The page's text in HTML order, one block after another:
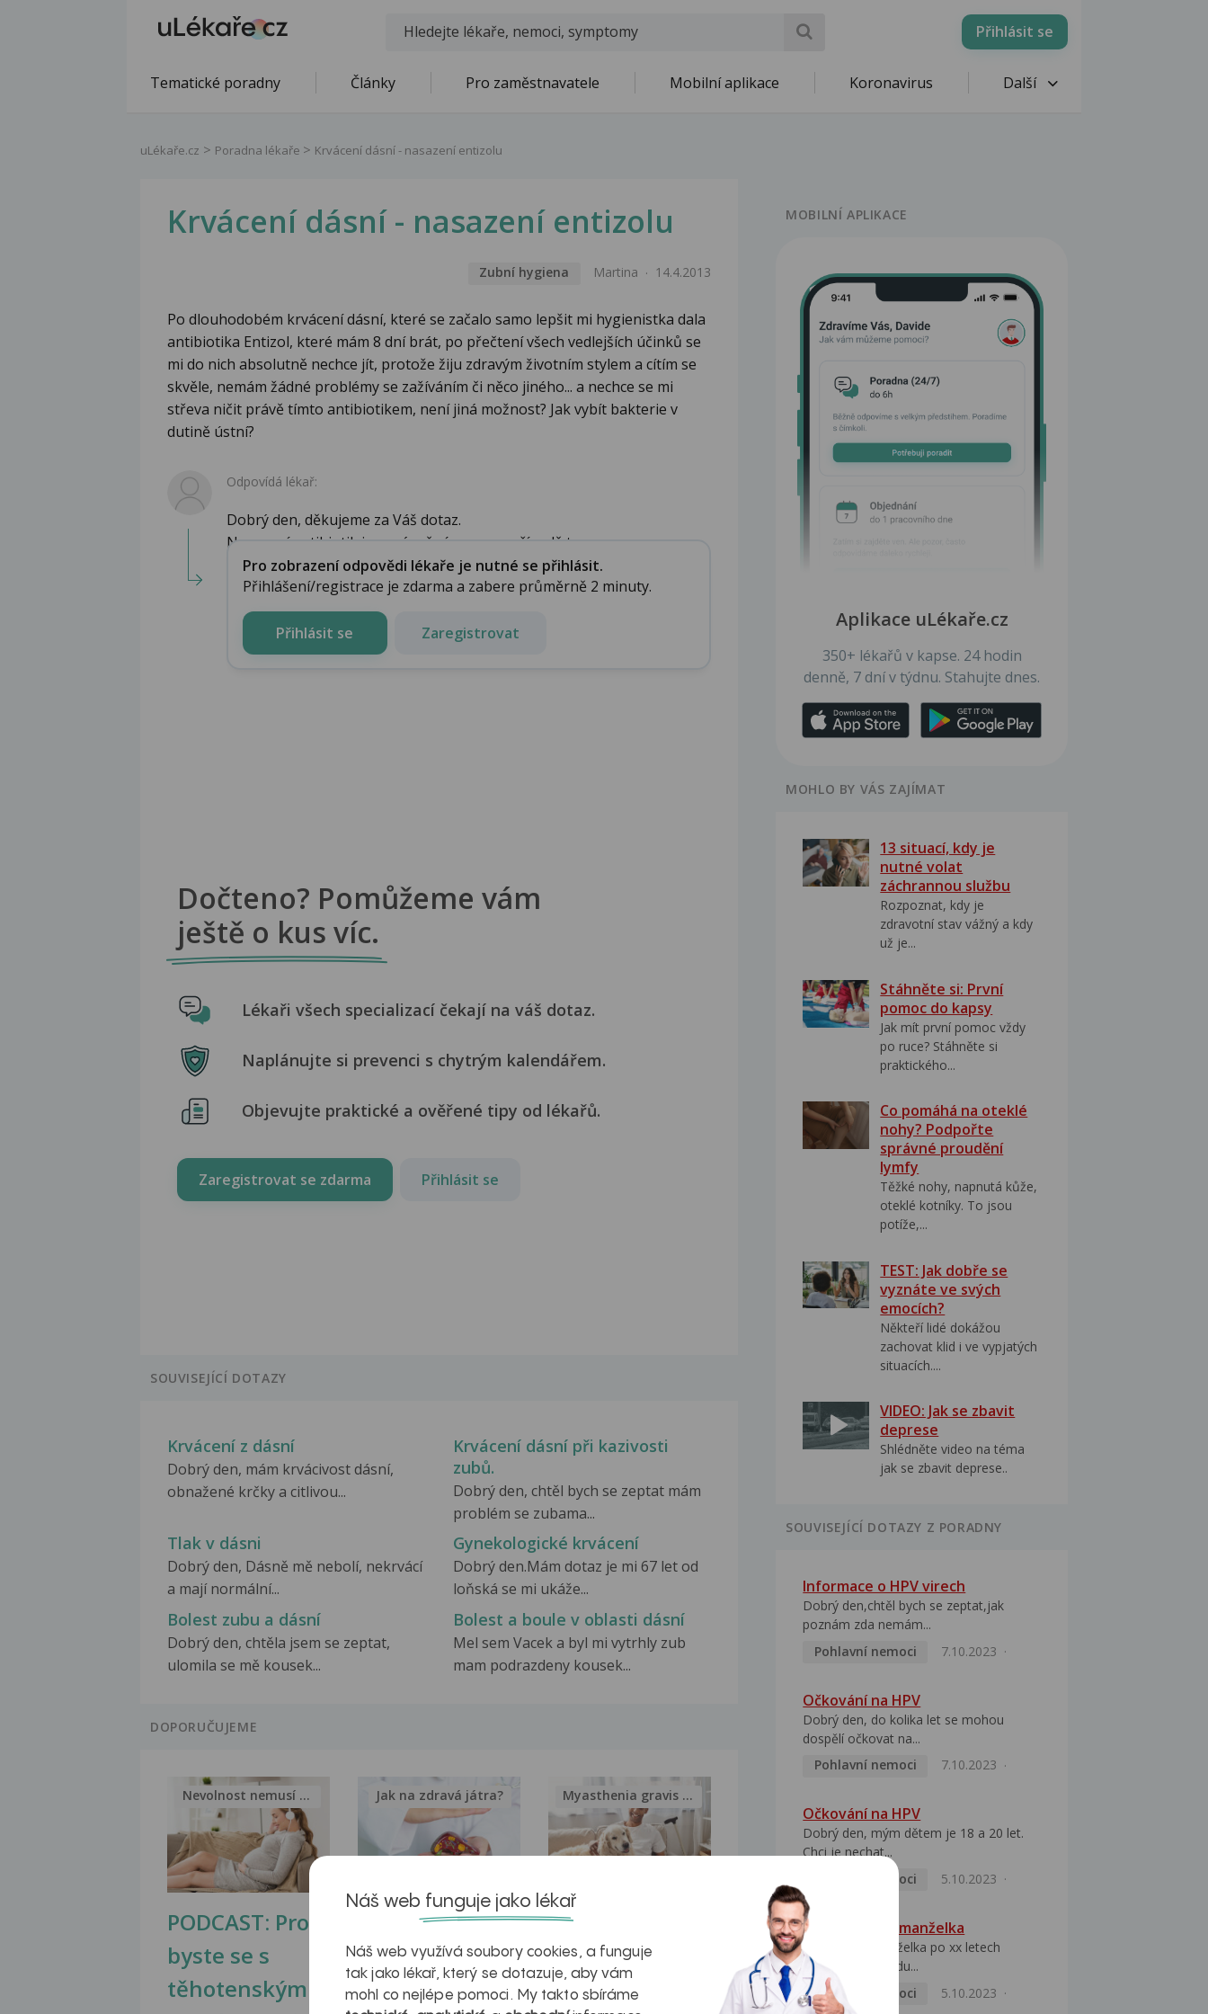
Přihlásit se
Tematické poradny Články Pro zaměstnavatele Mobilní aplikace Koronavirus Další
uLékaře.cz Poradna lékaře Krvácení dásní - nasazení entizolu
Krvácení dásní - nasazení entizolu
Zubní hygiena Martina 14.4.2013
Po dlouhodobém krvácení dásní, které se začalo samo lepšit mi hygienistka dala
antibiotika Entizol, které mám 8 dní brát, po přečtení všech vedlejších účinků se
mi do nich absolutně nechce jít, protože žiju zdravým životním stylem a cítím se
skvěle, nemám žádné problémy se zažíváním či něco jiného... a nechce se mi
střeva ničit právě tímto antibiotikem, není jiná možnost? Jak vybít bakterie v
dutině ústní?
Odpovídá lékař:
Dobrý den, děkujeme za Váš dotaz.
Nasazení antibiotik je oprávněné pouze v případě tzv. ...
Pro zobrazení odpovědi lékaře je nutné se přihlásit.
Přihlášení/registrace je zdarma a zabere průměrně 2 minuty.
Přihlásit se Zaregistrovat
Dočteno? Pomůžeme vám
ještě o kus víc.
Lékaři všech specializací čekají na váš dotaz.
Naplánujte si prevenci s chytrým kalendářem.
Objevujte praktické a ověřené tipy od lékařů.
Zaregistrovat se zdarma Přihlásit se
SOUVISEJÍCÍ DOTAZY
Krvácení z dásní
Dobrý den, mám krvácivost dásní,
obnažené krčky a citlivou...
Krvácení dásní při kazivosti
zubů.
Dobrý den, chtěl bych se zeptat mám
problém se zubama...
Tlak v dásni
Dobrý den, Dásně mě nebolí, nekrvácí
a mají normální...
Gynekologické krvácení
Dobrý den.Mám dotaz je mi 67 let od
loňská se mi ukáže...
Bolest zubu a dásní
Dobrý den, chtěla jsem se zeptat,
ulomila se mě kousek...
Bolest a boule v oblasti dásní
Mel sem Vacek a byl mi vytrhly zub
mam podrazdeny kousek...
DOPORUČUJEME
PODCAST: Proč
byste se s
těhotenskými
Nevolnost nemusí být nutnou...
Ztukovatění
jater v datech a
obrazech
Jak na zdravá játra?
Inovativní
léčba
myastenie –
Myasthenia gravis – vše, co...
MOBILNÍ APLIKACE
Aplikace uLékaře.cz
350+ lékařů v kapse. 24 hodin
denně, 7 dní v týdnu. Stahujte dnes.
MOHLO BY VÁS ZAJÍMAT
13 situací, kdy je
nutné volat
záchrannou službu
Rozpoznat, kdy je
zdravotní stav vážný a kdy
už je...
Stáhněte si: První
pomoc do kapsy
Jak mít první pomoc vždy
po ruce? Stáhněte si
praktického...
Co pomáhá na oteklé
nohy? Podpořte
správné proudění
lymfy
Těžké nohy, napnutá kůže,
oteklé kotníky. To jsou
potíže,...
TEST: Jak dobře se
vyznáte ve svých
emocích?
Někteří lidé dokážou
zachovat klid i ve vypjatých
situacích....
VIDEO: Jak se zbavit
deprese
Shlédněte video na téma
jak se zbavit deprese..
SOUVISEJÍCÍ DOTAZY Z PORADNY
Informace o HPV virech
Dobrý den,chtěl bych se zeptat,jak
poznám zda nemám...
Pohlavní nemoci
7.10.2023
Očkování na HPV
Dobrý den, do kolika let se mohou
dospělí očkovat na...
Pohlavní nemoci
7.10.2023
Očkování na HPV
Dobrý den, mým dětem je 18 a 20 let.
Chci je nechat...
Pohlavní nemoci
5.10.2023
HPV pozitivní manželka
Dobrý den, manželka po xx letech
přivezla z Východu...
Pohlavní nemoci
5.10.2023
Náš web funguje jako lékař
Náš web využívá soubory cookies, a funguje
tak jako lékař, který se dotazuje, aby vám
mohl co nejlépe pomoci. My takto sbíráme